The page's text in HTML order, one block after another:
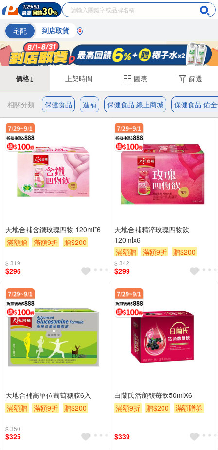
宅配 到店取貨
價格↓ 上架時間 圖表 篩選
相關分類 保健食品 進補 保健食品 線上商城 保健食品 佑
天地合補含鐵玫瑰四物 120ml*6
滿額贈
滿額9折
贈$200
$ 319
$296
天地合補精淬玫瑰四物飲
120mlx6
滿額贈
滿額9折
贈$200
滿額贈券
$ 342
$299
天地合補高單位葡萄糖胺6入
滿額贈
滿額9折
贈$200
$ 350
$325
白蘭氏活顏馥苺飲50mlX6
滿額9折
贈$200 滿額贈券
$339